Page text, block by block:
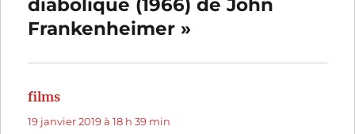
diabolique (1966) de John
Frankenheimer »
films
19 janvier 2019 à 18 h 39 min